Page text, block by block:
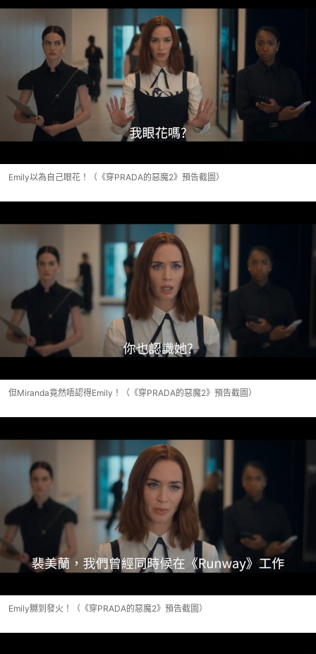
Emily以為自己眼花！（《穿PRADA的惡魔2》預告截圖）
但Miranda竟然唔認得Emily！（《穿PRADA的惡魔2》預告截圖）
Emily嬲到發火！（《穿PRADA的惡魔2》預告截圖）